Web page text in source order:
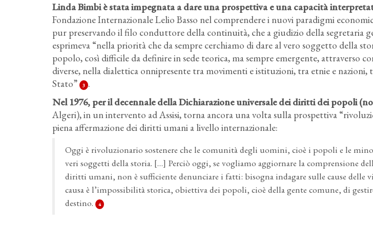
Linda Bimbi è stata impegnata a dare una prospettiva e una capacità
Fondazione Internazionale Lelio Basso nel comprendere i nuovi paradigmi
pur preservando il filo conduttore della continuità, che a giudizio della segretaria
esprimeva “nella priorità che da sempre cerchiamo di dare al vero soggetto della
popolo, così difficile da definire in sede teorica, ma sempre emergente, attraverso
diverse, nella dialettica onnipresente tra movimenti e istituzioni, tra etnie e nazioni,
Stato”
3 .
Nel 1976, per il decennale della Dichiarazione universale dei diritti dei popoli
Algeri), in un intervento ad Assisi, torna ancora una volta sulla prospettiva
piena affermazione dei diritti umani a livello internazionale:
Oggi è rivoluzionario sostenere che le comunità degli uomini, cioè i popoli e le
veri soggetti della storia. […] Perciò oggi, se vogliamo aggiornare la comprensione
diritti umani, non è sufficiente denunciare i fatti: bisogna indagare sulle cause delle
causa è l’impossibilità storica, obiettiva dei popoli, cioè della gente comune, di
destino.
4